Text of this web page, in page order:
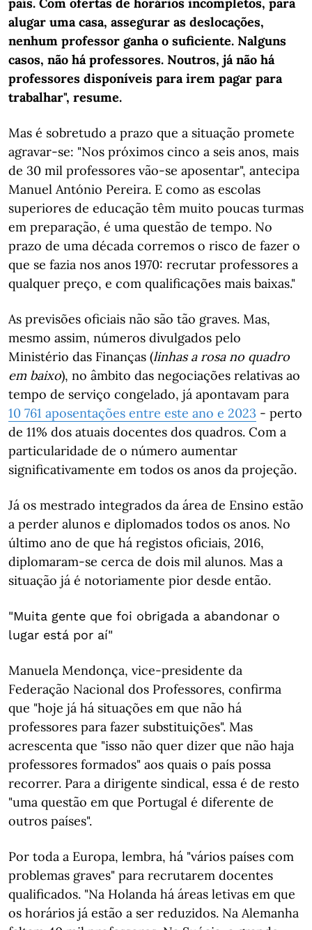
alugar uma casa, assegurar as deslocações,
nenhum professor ganha o suficiente. Nalguns
casos, não há professores. Noutros, já não há
professores disponíveis para irem pagar para
trabalhar", resume.
Mas é sobretudo a prazo que a situação promete
agravar-se: "Nos próximos cinco a seis anos, mais
de 30 mil professores vão-se aposentar", antecipa
Manuel António Pereira. E como as escolas
superiores de educação têm muito poucas turmas
em preparação, é uma questão de tempo. No
prazo de uma década corremos o risco de fazer o
que se fazia nos anos 1970: recrutar professores a
qualquer preço, e com qualificações mais baixas."
As previsões oficiais não são tão graves. Mas,
mesmo assim, números divulgados pelo
Ministério das Finanças (linhas a rosa no quadro
em baixo), no âmbito das negociações relativas ao
tempo de serviço congelado, já apontavam para
10 761 aposentações entre este ano e 2023 - perto
de 11% dos atuais docentes dos quadros. Com a
particularidade de o número aumentar
significativamente em todos os anos da projeção.
Já os mestrado integrados da área de Ensino estão
a perder alunos e diplomados todos os anos. No
último ano de que há registos oficiais, 2016,
diplomaram-se cerca de dois mil alunos. Mas a
situação já é notoriamente pior desde então.
"Muita gente que foi obrigada a abandonar o
lugar está por aí"
Manuela Mendonça, vice-presidente da
Federação Nacional dos Professores, confirma
que "hoje já há situações em que não há
professores para fazer substituições". Mas
acrescenta que "isso não quer dizer que não haja
professores formados" aos quais o país possa
recorrer. Para a dirigente sindical, essa é de resto
"uma questão em que Portugal é diferente de
outros países".
Por toda a Europa, lembra, há "vários países com
problemas graves" para recrutarem docentes
qualificados. "Na Holanda há áreas letivas em que
os horários já estão a ser reduzidos. Na Alemanha